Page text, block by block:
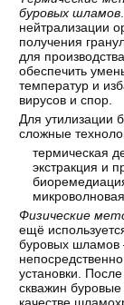
буровых шламов
нейтрализации
получения
для
обеспечить
температур и
вирусов и спор.
Для утилизации
сложные
термическая
экстракция и
Физические
ещё
буровых шламов
установки.
скважин
качестве